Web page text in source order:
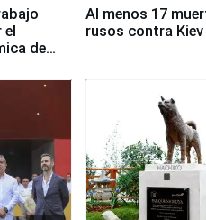
de
Al menos 17
rusos contra